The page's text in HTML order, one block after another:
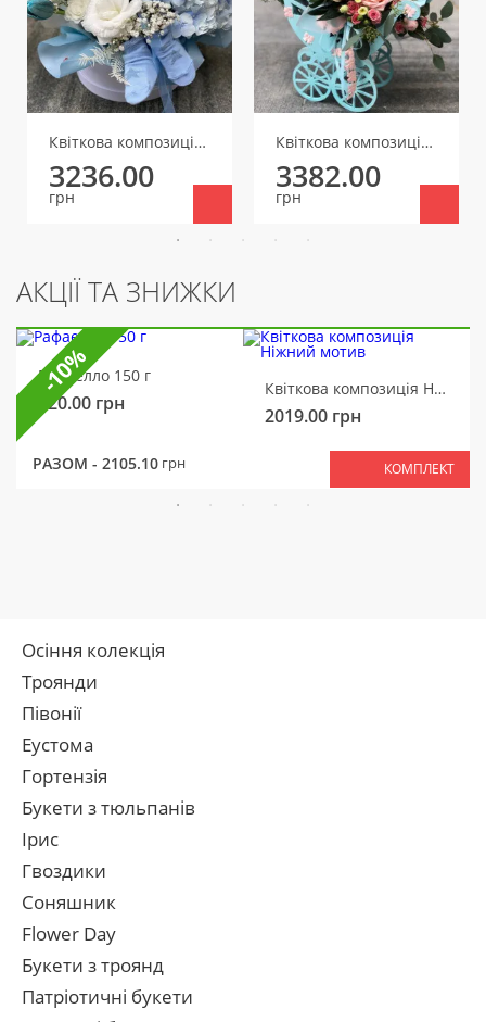
Квіткова композиція Ангелятко
3236.00
грн
Квіткова композиція Довгоочікуване щастя
3382.00
грн
АКЦІЇ ТА ЗНИЖКИ
Рафаелло 150 г
320.00 грн
Квіткова композиція Ніжний мотив
2019.00 грн
РАЗОМ - 2105.10 грн КОМПЛЕКТ
-10%
Осіння колекція
Троянди
Півонії
Еустома
Гортензія
Букети з тюльпанів
Ірис
Гвоздики
Соняшник
Flower Day
Букети з троянд
Патріотичні букети